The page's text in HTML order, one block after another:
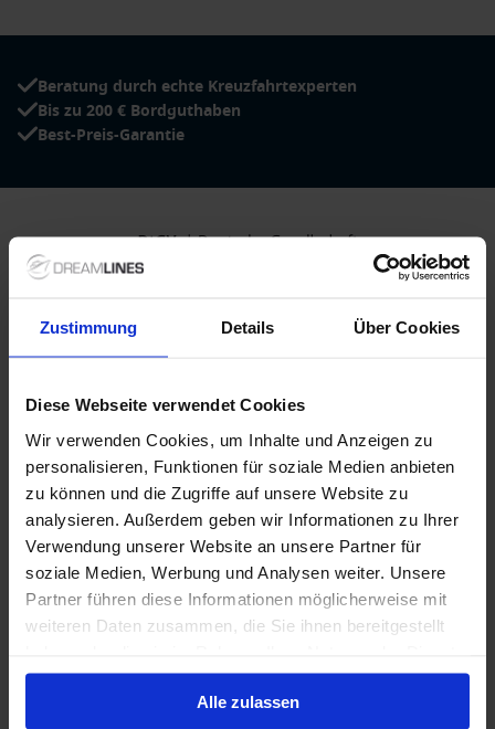
Zustimmung Details Über Cookies
Diese Webseite verwendet Cookies
Wir verwenden Cookies, um Inhalte und Anzeigen zu
personalisieren, Funktionen für soziale Medien anbieten
zu können und die Zugriffe auf unsere Website zu
analysieren. Außerdem geben wir Informationen zu Ihrer
Verwendung unserer Website an unsere Partner für
soziale Medien, Werbung und Analysen weiter. Unsere
Partner führen diese Informationen möglicherweise mit
weiteren Daten zusammen, die Sie ihnen bereitgestellt
gesammelt haben.
Alle zulassen
Beratung durch echte Kreuzfahrtexperten
Bis zu 200 € Bordguthaben
Best-Preis-Garantie